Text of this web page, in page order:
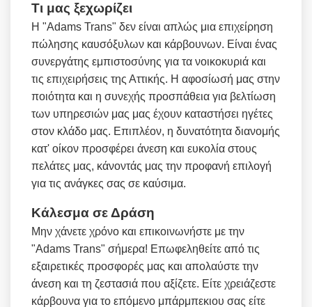
Τι μας ξεχωρίζει
Η "Adams Trans" δεν είναι απλώς μια επιχείρηση
πώλησης καυσόξυλων και κάρβουνων. Είναι ένας
συνεργάτης εμπιστοσύνης για τα νοικοκυριά και
τις επιχειρήσεις της Αττικής. Η αφοσίωσή μας στην
ποιότητα και η συνεχής προσπάθεια για βελτίωση
των υπηρεσιών μας μας έχουν καταστήσει ηγέτες
στον κλάδο μας. Επιπλέον, η δυνατότητα διανομής
κατ' οίκον προσφέρει άνεση και ευκολία στους
πελάτες μας, κάνοντάς μας την προφανή επιλογή
για τις ανάγκες σας σε καύσιμα.
Κάλεσμα σε Δράση
Μην χάνετε χρόνο και επικοινωνήστε με την
"Adams Trans" σήμερα! Επωφεληθείτε από τις
εξαιρετικές προσφορές μας και απολαύστε την
άνεση και τη ζεστασιά που αξίζετε. Είτε χρειάζεστε
κάρβουνα για το επόμενο μπάρμπεκιου σας είτε